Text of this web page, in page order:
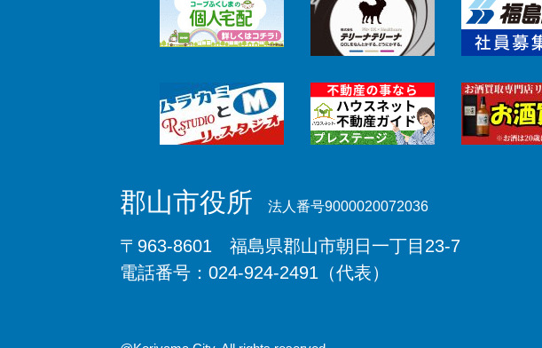
郡山市役所 法人番号9000020072036
〒963-8601 福島県郡山市朝日一丁目23-7
電話番号：024-924-2491（代表）